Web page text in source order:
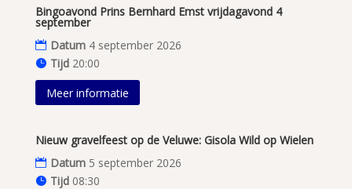
Bingoavond Prins Bernhard Emst vrijdagavond 4
september
Datum 4 september 2026
Tijd 20:00
Meer informatie
Nieuw gravelfeest op de Veluwe: Gisola Wild op Wielen
Datum 5 september 2026
Tijd 08:30